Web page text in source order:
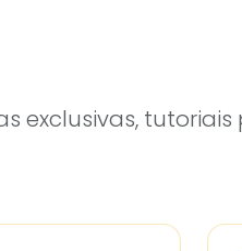
exclusivas,